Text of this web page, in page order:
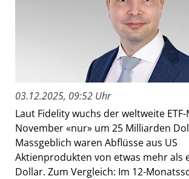
03.12.2025, 09:52 Uhr
Laut Fidelity wuchs der weltweite
November «nur» um 25 Milliarden
Massgeblich waren Abflüsse aus US
Aktienprodukten von etwas mehr als
Dollar. Zum Vergleich: Im 12-